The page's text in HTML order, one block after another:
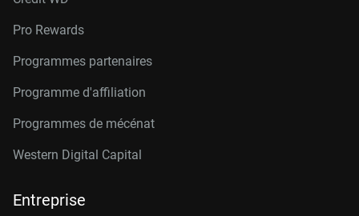
Pro Rewards
Programmes partenaires
Programme d'affiliation
Programmes de mécénat
Western Digital Capital
Entreprise